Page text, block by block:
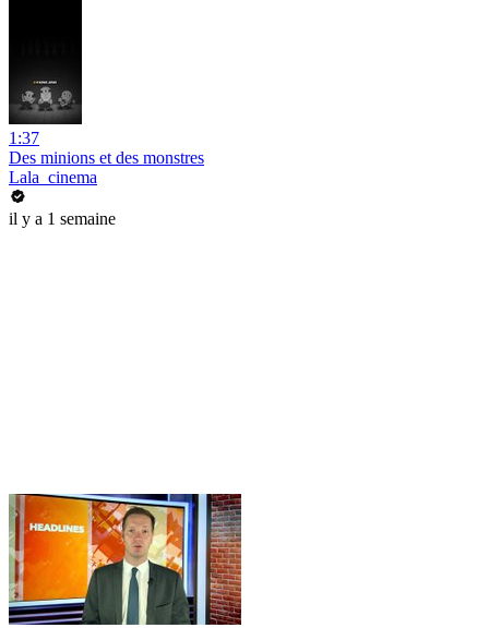
1:37
Des minions et des monstres
Lala_cinema
il y a 1 semaine